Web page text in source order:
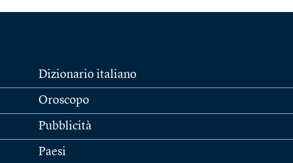
Dizionario italiano
Oroscopo
Pubblicità
Paesi